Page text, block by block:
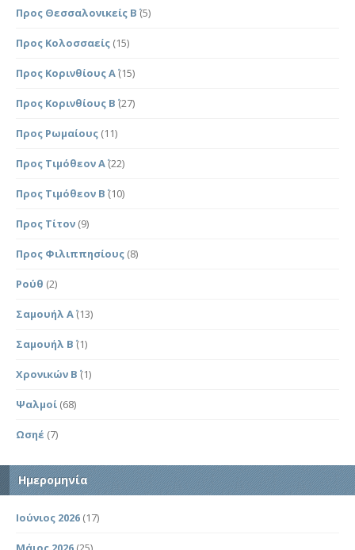
Προς Θεσσαλονικείς Β΄ (5)
Προς Κολοσσαείς (15)
Προς Κορινθίους Α΄(15)
Προς Κορινθίους Β΄ (27)
Προς Ρωμαίους (11)
Προς Τιμόθεον Α΄(22)
Προς Τιμόθεον Β΄ (10)
Προς Τίτον (9)
Προς Φιλιππησίους (8)
Ρούθ (2)
Σαμουήλ Α΄(13)
Σαμουήλ Β΄ (1)
Χρονικών Β΄ (1)
Ψαλμοί (68)
Ωσηέ (7)
Ημερομηνία
Ιούνιος 2026 (17)